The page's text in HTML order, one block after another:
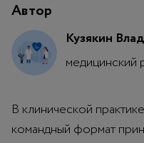
Автор
Кузякин
медицинский
В клинической
командный формат